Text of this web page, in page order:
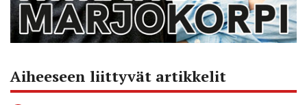
Aiheeseen liittyvät artikkelit